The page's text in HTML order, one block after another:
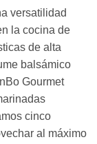
versatilidad
la cocina de
de alta
balsámico
Gourmet
cinco
al máximo